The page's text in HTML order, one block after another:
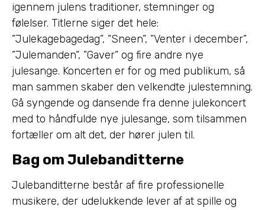
igennem julens traditioner, stemninger og
følelser. Titlerne siger det hele:
”Julekagebagedag”, ”Sneen”, ”Venter i december”,
”Julemanden”, ”Gaver” og fire andre nye
julesange. Koncerten er for og med publikum, så
man sammen skaber den velkendte julestemning.
Gå syngende og dansende fra denne julekoncert
med to håndfulde nye julesange, som tilsammen
fortæller om alt det, der hører julen til.
Bag om Julebanditterne
Julebanditterne består af fire professionelle
musikere, der udelukkende lever af at spille og